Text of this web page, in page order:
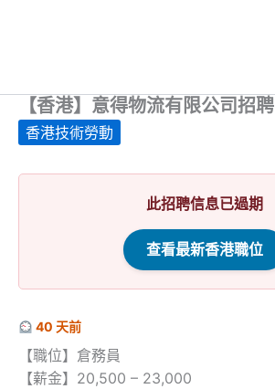
【香港】意得物流有限公司招聘
香港技術勞動
此招聘信息已過期
查看最新香港職位
40 天前
【職位】倉務員
【薪金】20,500 – 23,000